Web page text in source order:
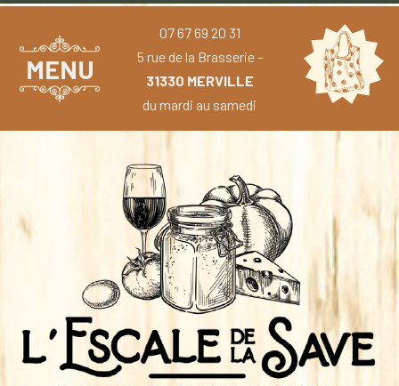
MENU
07 67 69 20 31
5 rue de la Brasserie -
31330 MERVILLE
du mardi au samedi